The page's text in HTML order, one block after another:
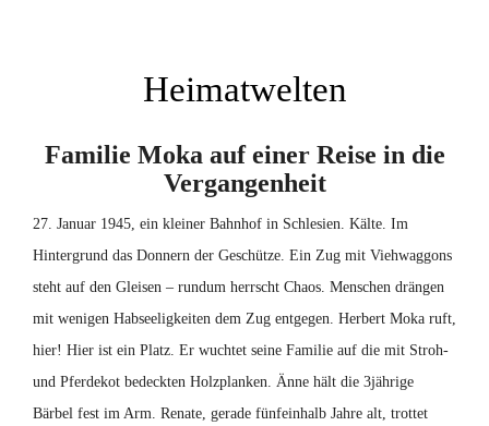
Heimatwelten
Familie Moka auf einer Reise in die
Vergangenheit
27. Januar 1945, ein kleiner Bahnhof in Schlesien. Kälte. Im
Hintergrund das Donnern der Geschütze. Ein Zug mit Viehwaggons
steht auf den Gleisen – rundum herrscht Chaos. Menschen drängen
mit wenigen Habseeligkeiten dem Zug entgegen. Herbert Moka ruft,
hier! Hier ist ein Platz. Er wuchtet seine Familie auf die mit Stroh-
und Pferdekot bedeckten Holzplanken. Änne hält die 3jährige
Bärbel fest im Arm. Renate, gerade fünfeinhalb Jahre alt, trottet